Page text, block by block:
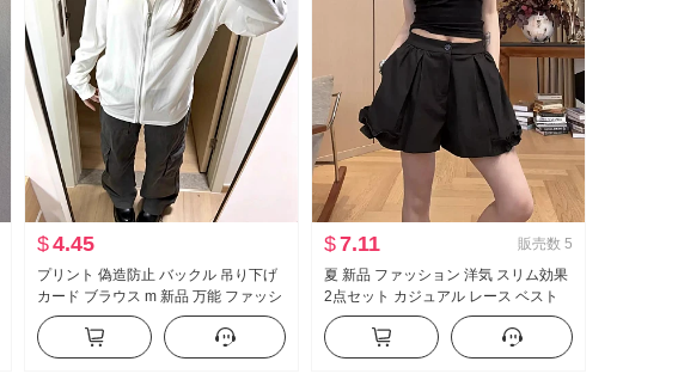
$4.45
プリント 偽造防止 バックル 吊り下げ
カード ブラウス m 新品 万能 ファッシ
ョン スリム効果 エレガント シンプル
カジュアル 韓国風
$7.11 販売数 5
夏 新品 ファッション 洋気 スリム効果
2点セット カジュアル レース ベスト
フェイクレイヤード トップス レース
ショートパンツ 女性